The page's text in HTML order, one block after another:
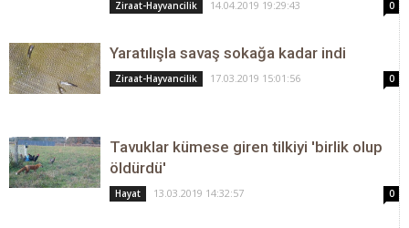
Ziraat-Hayvancilik 14.04.2019 19:29:43 0
Yaratılışla savaş sokağa kadar indi
Ziraat-Hayvancilik 17.03.2019 15:01:56 0
Tavuklar kümese giren tilkiyi 'birlik olup
öldürdü'
Hayat 13.03.2019 14:32:57 0